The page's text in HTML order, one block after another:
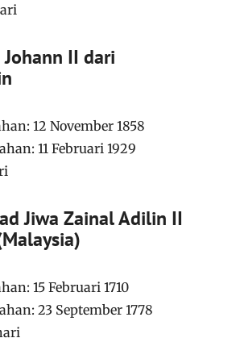
II dari
12 November 1858
11 Februari 1929
Jiwa Zainal Adilin II
15 Februari 1710
23 September 1778